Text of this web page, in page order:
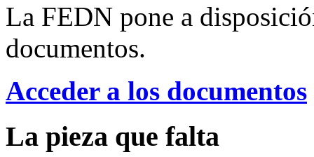
La FEDN pone a
documentos.
Acceder a los documentos
La pieza que falta